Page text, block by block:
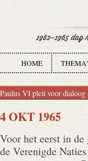
HOME
Paulus VI pleit voor
4 OKT 1965
Voor het eerst in
de Verenigde